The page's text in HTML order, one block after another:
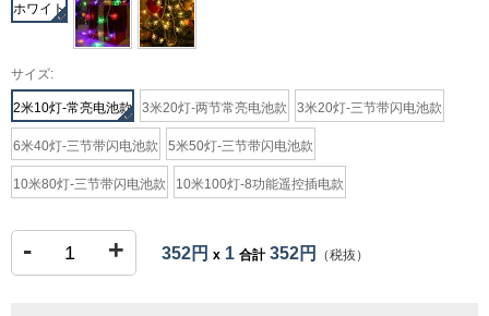
ホワイト
サイズ:
2米10灯-常亮电池款 3米20灯-两节常亮电池款 3米20灯-三节带闪电池款
6米40灯-三节带闪电池款 5米50灯-三节带闪电池款
10米80灯-三节带闪电池款 10米100灯-8功能遥控插电款
- + 352円 x 1 合計352円 （税抜）